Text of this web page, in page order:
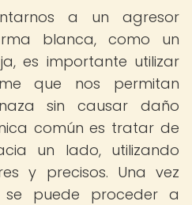
a un agresor
blanca, como un
es importante utilizar
que nos permitan
sin causar daño
común es tratar de
un lado, utilizando
y precisos. Una vez
puede proceder a